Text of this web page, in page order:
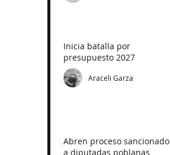
Inicia batalla por
presupuesto 2027
Araceli Garza
Abren proceso sancionador
a diputadas poblanas